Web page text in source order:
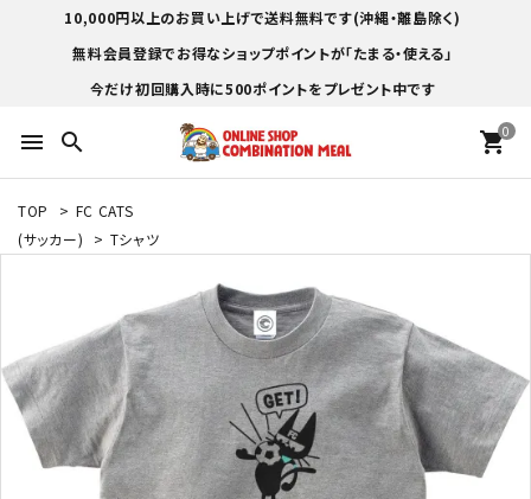
10,000円以上のお買い上げで送料無料です(沖縄・離島除く)
無料会員登録でお得なショップポイントが「たまる・使える」
今だけ初回購入時に500ポイントをプレゼント中です
menu search 0
shopping_cart
TOP > FC CATS
(サッカー)
> Tシャツ